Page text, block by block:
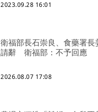
2023.09.28 16:01
衛福部長石崇良、食藥署長
請辭 衛福部：不予回應
2026.08.07 17:08